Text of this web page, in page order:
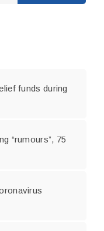
funds during
“rumours”, 75